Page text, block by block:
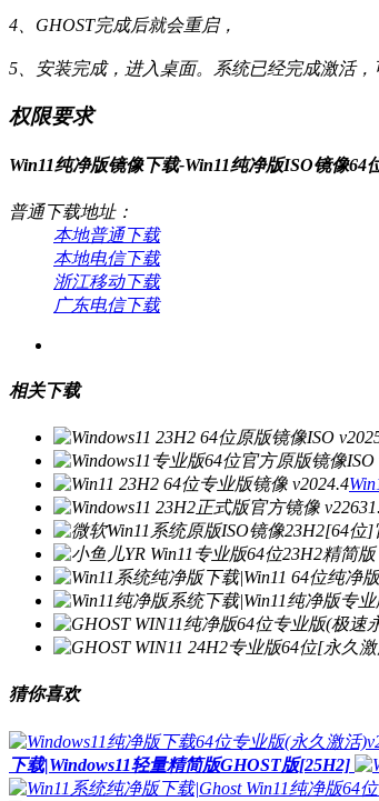
4、GHOST完成后就会重启，
5、安装完成，进入桌面。系统已经完成激活，
权限要求
Win11纯净版镜像下载-Win11纯净版ISO镜像64
普通下载地址：
本地普通下载
本地电信下载
浙江移动下载
广东电信下载
相关下载
猜你喜欢
下载|Windows11轻量精简版GHOST版[25H2]